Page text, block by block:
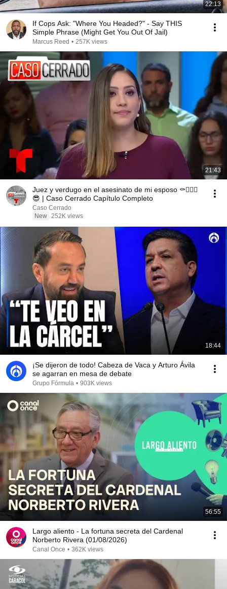
22:13
If Cops Ask: "Where You Headed?" - Say THIS
Simple Phrase (Might Get You Out Of Jail)
Marcus Reed • 257K views
21:43
Juez y verdugo en el asesinato de mi esposo ⚰️👱🏻‍♀️
😎 | Caso Cerrado Capítulo Completo
Caso Cerrado
New 252K views
18:44
¡Se dijeron de todo! Cabeza de Vaca y Arturo Ávila
se agarran en mesa de debate
Grupo Fórmula • 903K views
56:55
Largo aliento - La fortuna secreta del Cardenal
Norberto Rivera (01/08/2026)
Canal Once • 362K views